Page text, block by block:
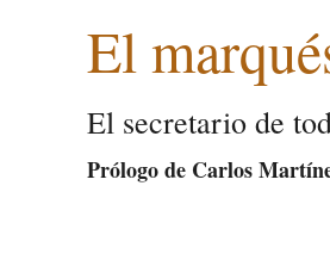
El
El secretario de
Prólogo de Carlos